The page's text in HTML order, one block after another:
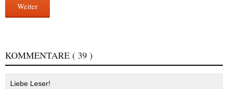
Weiter
KOMMENTARE ( 39 )
Liebe Leser!